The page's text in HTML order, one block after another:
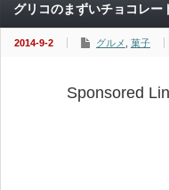
グリコのまずいチョコレー
2014-9-2 グルメ 菓子
Sponsored